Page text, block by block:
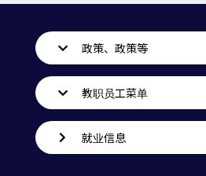
政策、政策等
教职员工菜单
就业信息